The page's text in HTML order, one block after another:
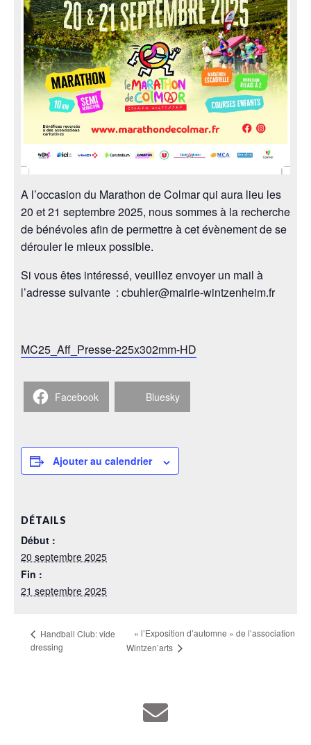
A l’occasion du Marathon de Colmar qui aura lieu les
20 et 21 septembre 2025, nous sommes à la recherche
de bénévoles afin de permettre à cet évènement de se
dérouler le mieux possible.
Si vous êtes intéressé, veuillez envoyer un mail à
l’adresse suivante : cbuhler@mairie-wintzenheim.fr
MC25_Aff_Presse-225x302mm-HD
Facebook Bluesky
Ajouter au calendrier
DÉTAILS
Début :
20 septembre 2025
Fin :
21 septembre 2025
Handball Club: vide
dressing
« l’Exposition d’automne » de l’association
Wintzen’arts